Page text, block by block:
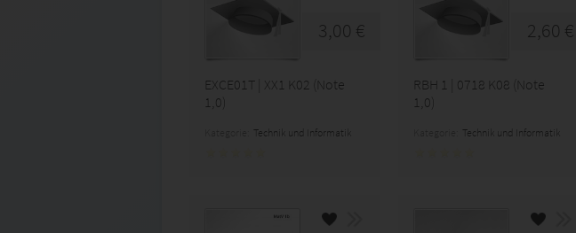
3,00 €
EXCE01T | XX1 K02 (Note
1,0)
Technik und Informatik
2,60 €
RBH 1 | 0718 K08 (Note
1,0)
Technik und Informatik